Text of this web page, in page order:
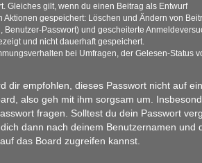
Gleiches gilt, wenn du einen Beitrag als Entwurf
gespeichert: Löschen und Ändern von
Passwort) und gescheiterte
und nicht dauerhaft gespeichert.
bei Umfragen, der Gelesen-Status
dir empfohlen, dieses Passwort nicht auf
also geh mit ihm sorgsam um.
fragen. Solltest du dein Passwort
dann nach deinem Benutzernamen und
das Board zugreifen kannst.